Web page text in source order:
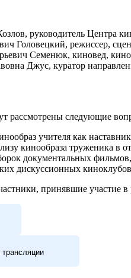
руководитель Центра
Головецкий, режиссер,
Семенюк, киновед,
Джус, куратор
рассмотрены следующие
учителя как
кинообраза труженика в
документальных
дискуссионных
принявшие участие в